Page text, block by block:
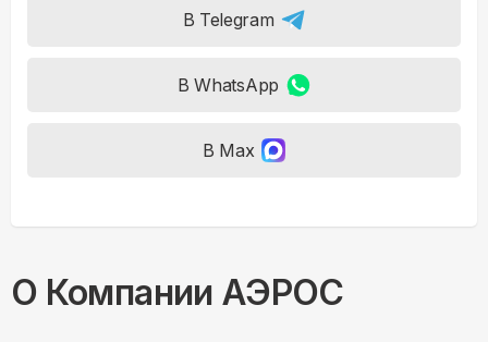
В Telegram
В WhatsApp
В Max
О Компании АЭРОС